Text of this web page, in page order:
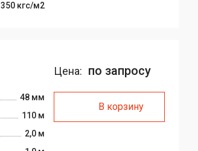
350 кгс/м2
48 мм
110 м
2,0 м
Цена: по запросу
В корзину